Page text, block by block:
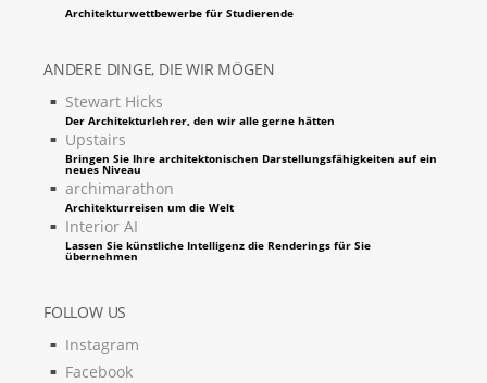
Architekturwettbewerbe für Studierende
ANDERE DINGE, DIE WIR MÖGEN
Stewart Hicks
Der Architekturlehrer, den wir alle gerne hätten
Upstairs
Bringen Sie Ihre architektonischen Darstellungsfähigkeiten auf ein
neues Niveau
archimarathon
Architekturreisen um die Welt
Interior AI
Lassen Sie künstliche Intelligenz die Renderings für Sie
übernehmen
FOLLOW US
Instagram
Facebook